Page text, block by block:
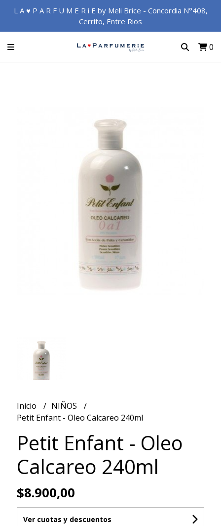
L A ♥ P A R F U M E R i E by Meli Brice - Concordia N°408,
Cerrito, Entre Rios
0
Inicio
NIÑOS
Petit Enfant - Oleo Calcareo 240ml
Petit Enfant - Oleo
Calcareo 240ml
$8.900,00
Ver cuotas y descuentos